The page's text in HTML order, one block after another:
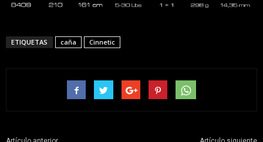
ETIQUETAS caña Cinnetic